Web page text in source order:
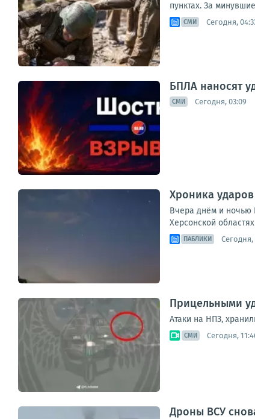
пунктах. За
СМИ Сегодня,
БПЛА наносят
СМИ Сегодня, 03:09
Хроника ударов
Вчера днём и ночью
Херсонской
ПАБЛИКИ Сегодня,
Прицельными
Атаки на НПЗ,
СМИ Сегодня,
Дроны ВСУ